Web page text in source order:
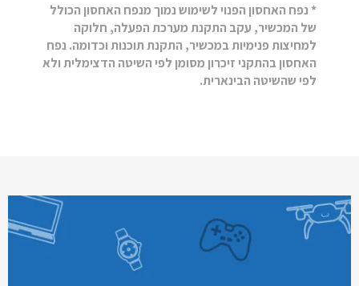
* נפח האחסון הפנוי לשימוש נמוך מנפח האחסון הכולל
של המכשיר, עקב התקנת מערכת הפעלה, חלוקה
למחיצות פנימיות במכשיר, התקנת תוכנות וכדומה. נפח
האחסון בהתקני זיכרון מסומן לפי השיטה הדצימלית ולא
לפי שהשיטה הבינארית.